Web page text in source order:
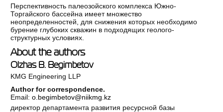
Перспективность палеозойского комплекса Южно-
Торгайского бассейна имеет множество
неопределенностей, для снижения которых необходимо
бурение глубоких скважин в подходящих геолого-
структурных условиях.
About the authors
Olzhas B. Begimbetov
KMG Engineering LLP
Author for correspondence.
Email:o.begimbetov@niikmg.kz
директор департамента развития ресурсной базы